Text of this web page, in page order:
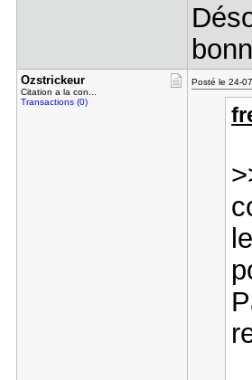
Ozstrickeu​r
Citation a la con...
Transactions (0)
Posté le 24-